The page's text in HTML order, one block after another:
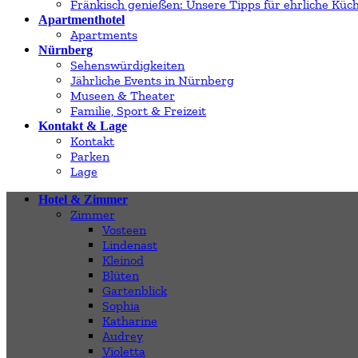
Fränkisch genießen: Unsere Tipps für ehrliche
Apartmenthotel
Apartments
Nürnberg
Sehenswürdigkeiten
Jährliche Events in Nürnberg
Museen & Theater
Familie, Sport & Freizeit
Kontakt & Lage
Kontakt
Parken
Lage
Hotel & Zimmer
Zimmer
Vosteen
Lindenast
Kleinod
Blüten
Gartenblick
Sophia
Katharine
Audrey
Violetta